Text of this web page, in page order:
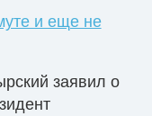
и еще не
заявил о